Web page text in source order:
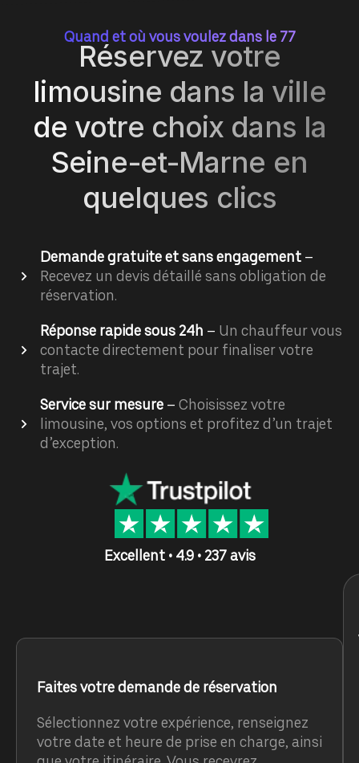
Quand et où vous voulez dans le 77
Réservez votre
limousine dans la ville
de votre choix dans la
Seine-et-Marne en
quelques clics
Demande gratuite et sans engagement –
Recevez un devis détaillé sans obligation de
réservation.
Réponse rapide sous 24h – Un chauffeur vous
contacte directement pour finaliser votre
trajet.
Service sur mesure – Choisissez votre
limousine, vos options et profitez d’un trajet
d’exception.
Excellent • 4.9 • 237 avis
Faites votre demande de réservation
Sélectionnez votre expérience, renseignez
votre date et heure de prise en charge, ainsi